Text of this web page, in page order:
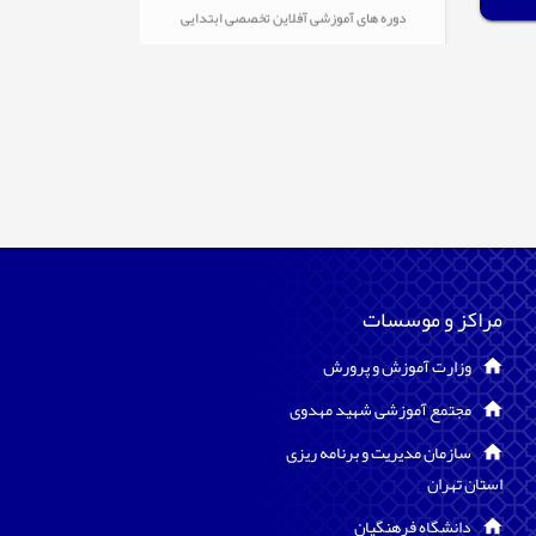
مراکز و موسسات
وزارت آموزش و پرورش
مجتمع آموزشی شهید مهدوی
سازمان مدیریت و برنامه ریزی
استان تهران
دانشگاه فرهنگیان